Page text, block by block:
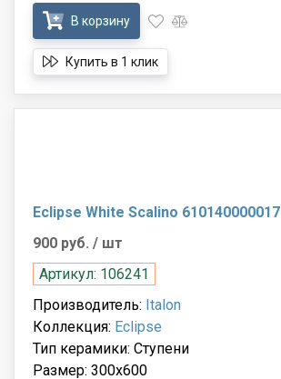
В корзину
Купить в 1 клик
Eclipse White Scalino 610140000017
900 руб. / шт
Артикул: 106241
Производитель: Italon
Коллекция: Eclipse
Тип керамики: Ступени
Размер: 300x600